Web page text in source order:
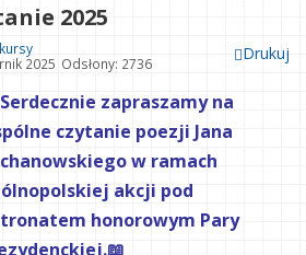
2025
Drukuj
2025 Odsłony: 2736
zapraszamy na
czytanie poezji Jana
w ramach
akcji pod
honorowym Pary